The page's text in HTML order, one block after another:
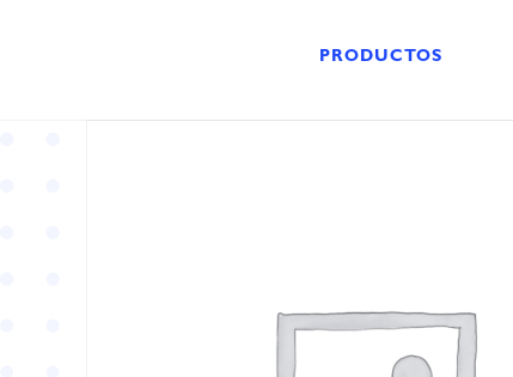
PRODUCTOS